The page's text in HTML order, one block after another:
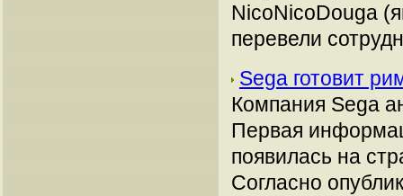
NicoNicoDouga
перевели
Sega готовит
Компания Sega
Первая
появилась на
Согласно